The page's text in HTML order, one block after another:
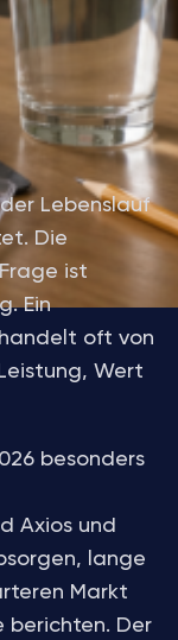
Lebenslauf
Die
ist
Ein
handelt oft von
Wert
besonders
Axios und
lange
Markt
berichten. Der